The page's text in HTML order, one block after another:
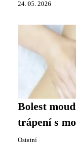
24. 05. 2026
Bolest
trápení s
Ostatní